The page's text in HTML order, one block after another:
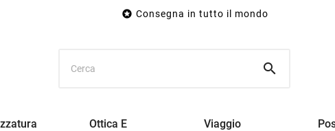
 Consegna in tutto il mondo

Ottica E Viaggio